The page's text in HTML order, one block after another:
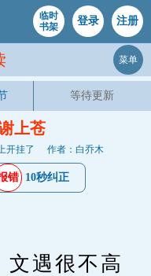
临时
书架
登录 注册
菜单
等待更新
上苍
开挂了 作者：白乔木
错 10秒纠正
高